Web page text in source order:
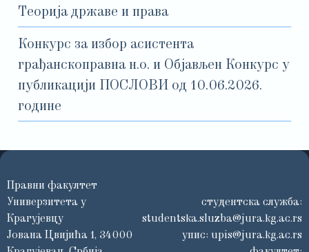
Теорија државе и права
Конкурс за избор асистента
грађанскоправна н.о. и Објављен Конкурс у
публикацији ПОСЛОВИ од 10.06.2026.
године
Правни факултет
Универзитета у
Крагујевцу
Јована Цвијића 1, 34000
студентска служба:
studentska.sluzba@jura.kg.ac.rs
упис: upis@jura.kg.ac.rs